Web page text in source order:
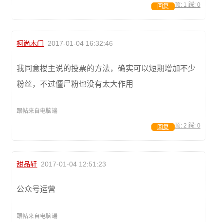
顶: 1 踩: 0
回复
柯尚木门 2017-01-04 16:32:46
我同意楼主说的投票的方法，确实可以短期增加不少
粉丝，不过僵尸粉也没有太大作用
跟帖来自电脑端
顶: 2 踩: 0
回复
甜品轩 2017-01-04 12:51:23
公众号运营
跟帖来自电脑端